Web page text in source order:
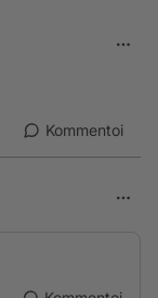
Kommentoi